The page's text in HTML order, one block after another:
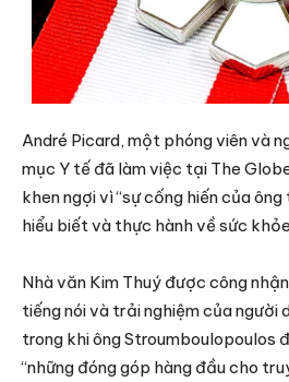
André Picard, một phóng viên và
mục Y tế đã làm việc tại The
khen ngợi vì “sự cống hiến của
hiểu biết và thực hành về sức
Nhà văn Kim Thuý được công
tiếng nói và trải nghiệm của người
trong khi ông Stroumboulopoulos
“những đóng góp hàng đầu cho